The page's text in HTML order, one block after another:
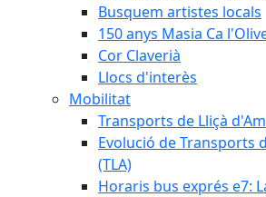
Busquem artistes locals
150 anys Masia Ca
Cor Claverià
Llocs d'interès
Mobilitat
Transports de Lliçà
Evolució de Transports
(TLA)
Horaris bus exprés e7: